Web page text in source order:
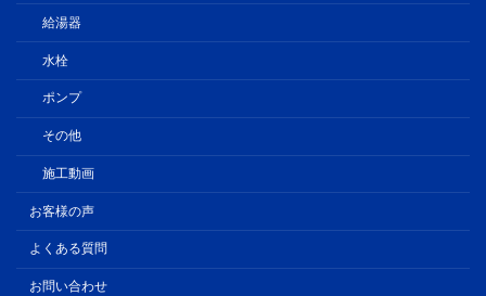
給湯器
水栓
ポンプ
その他
施工動画
お客様の声
よくある質問
お問い合わせ